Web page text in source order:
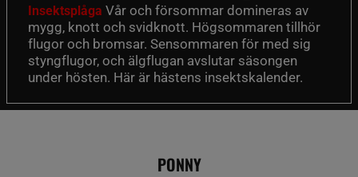
Insektsplåga Vår och försommar domineras av
mygg, knott och svidknott. Högsommaren tillhör
flugor och bromsar. Sensommaren för med sig
styngflugor, och älgflugan avslutar säsongen
under hösten. Här är hästens insektskalender.
PONNY